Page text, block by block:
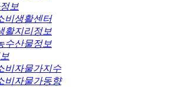
보
비생활센터
활지리정보
수산물정보
비자물가지수
비자물가동향